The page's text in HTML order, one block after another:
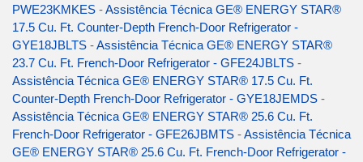
PWE23KMKES -Assistência Técnica GE® ENERGY STAR®
17.5 Cu. Ft. Counter-Depth French-Door Refrigerator -
GYE18JBLTS -Assistência Técnica GE® ENERGY STAR®
23.7 Cu. Ft. French-Door Refrigerator - GFE24JBLTS -
Assistência Técnica GE® ENERGY STAR® 17.5 Cu. Ft.
Counter-Depth French-Door Refrigerator - GYE18JEMDS -
Assistência Técnica GE® ENERGY STAR® 25.6 Cu. Ft.
French-Door Refrigerator - GFE26JBMTS -Assistência Técnica
GE® ENERGY STAR® 25.6 Cu. Ft. French-Door Refrigerator -